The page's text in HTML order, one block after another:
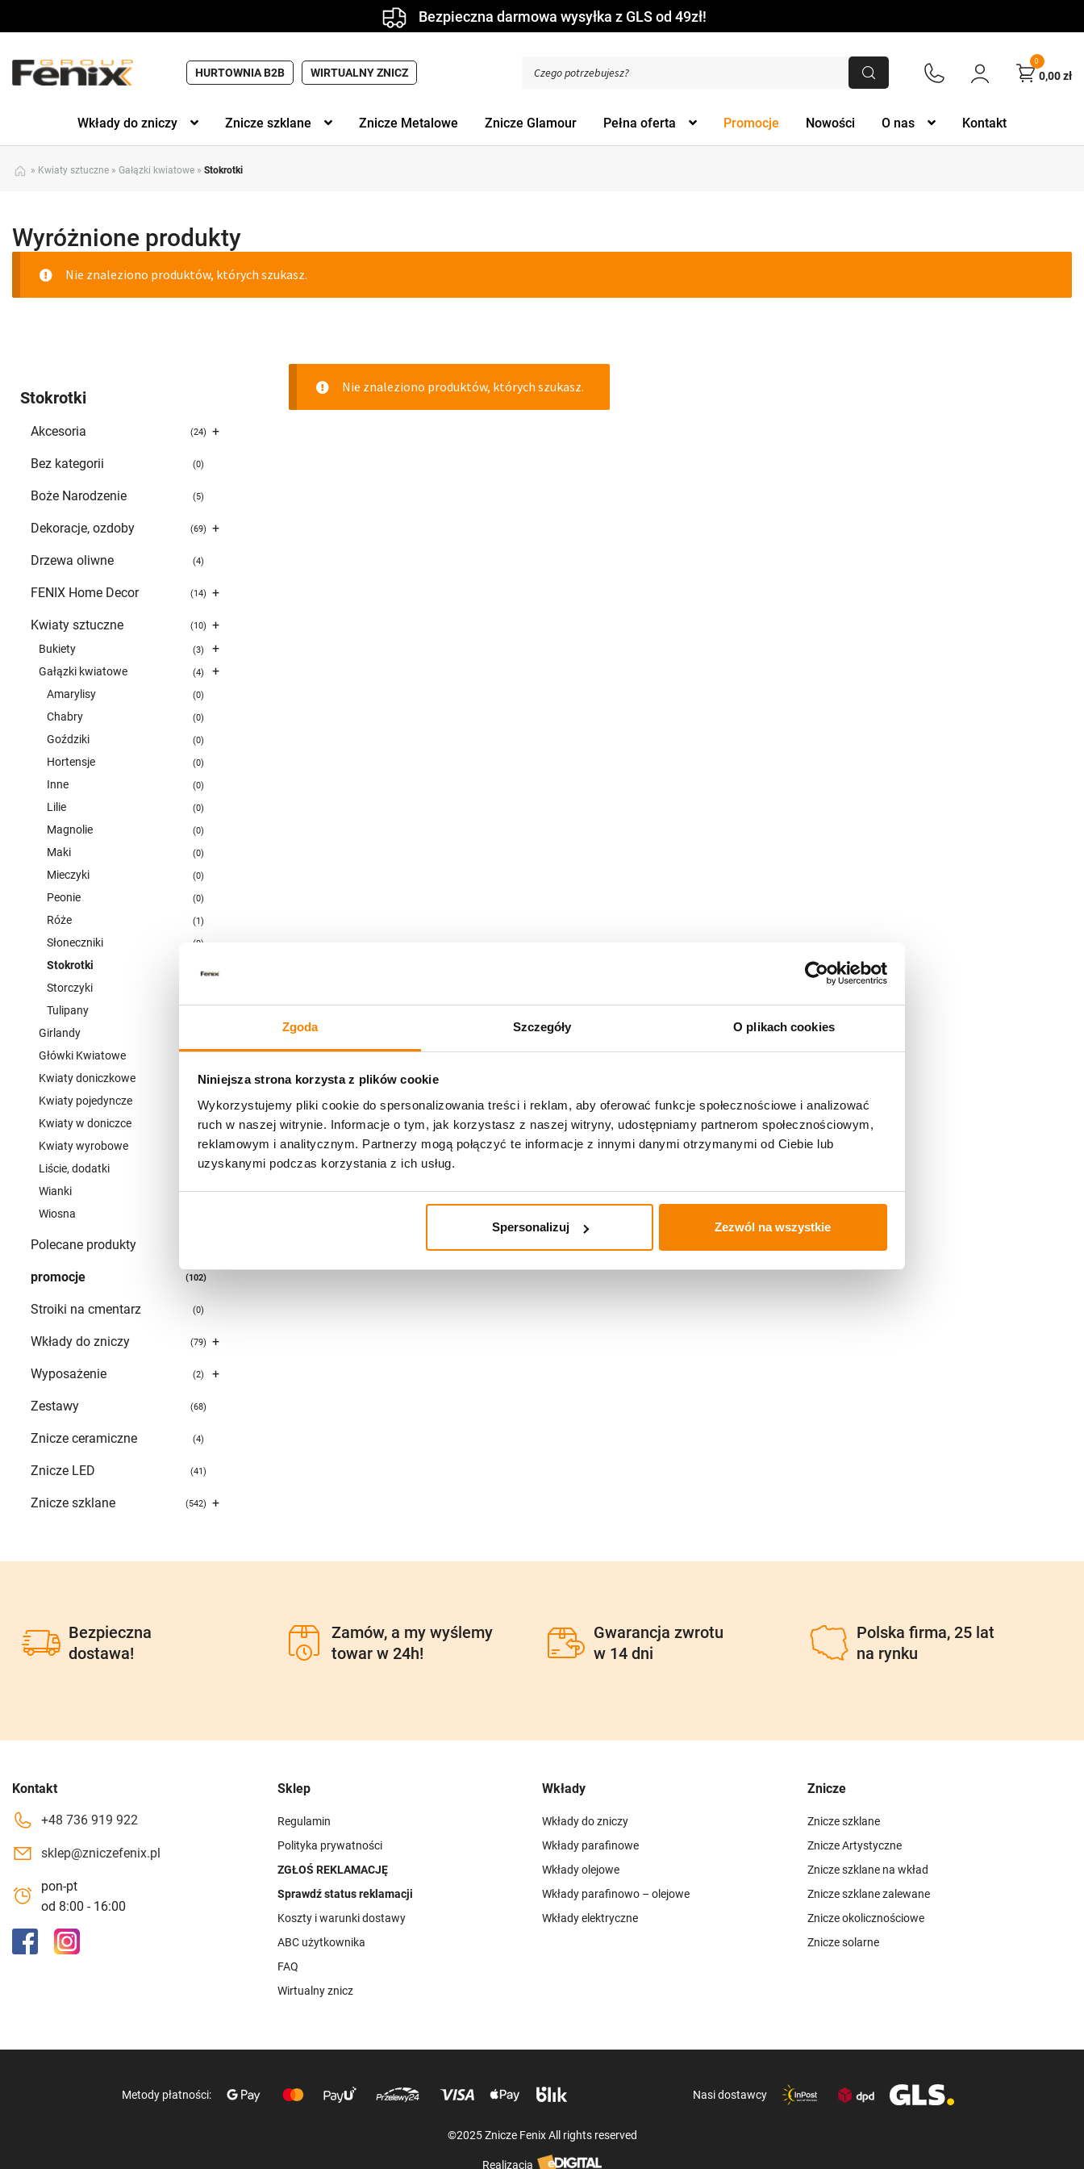
Zgoda Szczegóły O plikach cookies
Niniejsza strona korzysta z plików cookie
Wykorzystujemy pliki cookie do spersonalizowania treści i reklam, aby oferować funkcje społecznościowe i analizować
ruch w naszej witrynie. Informacje o tym, jak korzystasz z naszej witryny, udostępniamy partnerom społecznościowym,
reklamowym i analitycznym. Partnerzy mogą połączyć te informacje z innymi danymi otrzymanymi od Ciebie lub
uzyskanymi podczas korzystania z ich usług.
Spersonalizuj Zezwól na wszystkie
Bezpieczna darmowa wysyłka z GLS od 49zł!
HURTOWNIA B2B WIRTUALNY ZNICZ
produktów
0
0,00zł
Wkłady do zniczy Znicze szklane Znicze Metalowe Znicze Glamour Pełna oferta Promocje Nowości O nas Kontakt
» Kwiaty sztuczne » Gałązki kwiatowe » Stokrotki
Wyróżnione produkty
Nie znaleziono produktów, których szukasz.
Nie znaleziono produktów, których szukasz.
Stokrotki
+
Akcesoria 24
Bez kategorii 0
Boże Narodzenie 5
+
Dekoracje, ozdoby 69
Drzewa oliwne 4
+
FENIX Home Decor 14
+
Kwiaty sztuczne 10
+
Bukiety 3
+
Gałązki kwiatowe 4
Amarylisy 0
Chabry 0
Goździki 0
Hortensje 0
Inne 0
Lilie 0
Magnolie 0
Maki 0
Mieczyki 0
Peonie 0
Róże 1
Słoneczniki 0
Stokrotki
Storczyki
Tulipany
Girlandy
+
Główki Kwiatowe
Kwiaty doniczkowe 4
Kwiaty pojedyncze 2
Kwiaty w doniczce 3
Kwiaty wyrobowe 0
Liście, dodatki 0
Wianki 0
Wiosna
Polecane produkty
promocje 102
Stroiki na cmentarz 0
+
Wkłady do zniczy 79
+
Wyposażenie 2
Zestawy 68
Znicze ceramiczne 4
Znicze LED 41
+
Znicze szklane 542
Bezpieczna
dostawa!
Zamów, a my wyślemy
towar w 24h!
Gwarancja zwrotu
w 14 dni
Polska firma, 25 lat
na rynku
Kontakt
+48 736 919 922
sklep@zniczefenix.pl
pon-pt
od 8:00 - 16:00
Sklep
Regulamin
Polityka prywatności
ZGŁOŚ REKLAMACJĘ
Sprawdź status reklamacji
Koszty i warunki dostawy
ABC użytkownika
FAQ
Wirtualny znicz
Wkłady
Wkłady do zniczy
Wkłady parafinowe
Wkłady olejowe
Wkłady parafinowo – olejowe
Wkłady elektryczne
Znicze
Znicze szklane
Znicze Artystyczne
Znicze szklane na wkład
Znicze szklane zalewane
Znicze okolicznościowe
Znicze solarne
Metody płatności: Nasi dostawcy
©2025 Znicze Fenix All rights reserved
Realizacja